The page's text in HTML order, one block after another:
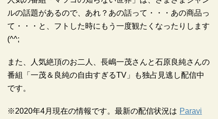
ルの話題があるので、あれ？あの話って・・・あの商品っ
て・・・と、フトした時にもう一度観たくなったりします
(^^;
また、人気絶頂のお二人、長嶋一茂さんと石原良純さんの
番組「一茂＆良純の自由すぎるTV」も独占見逃し配信中
です。
※2020年4月現在の情報です。最新の配信状況は Paravi